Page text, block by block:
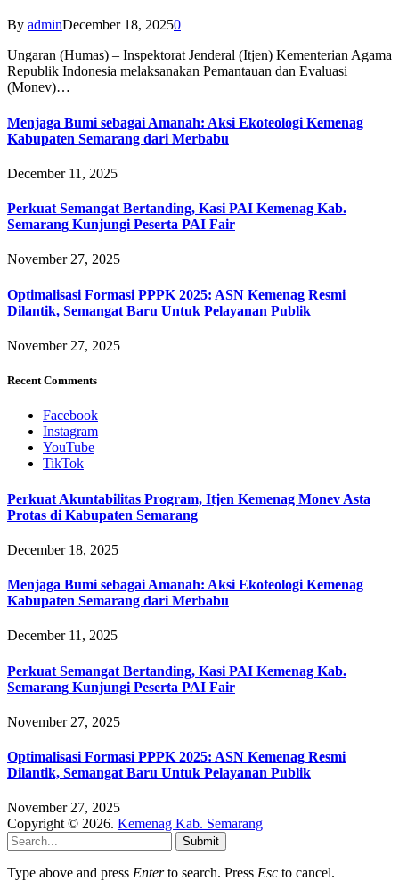
By adminDecember 18, 20250
Ungaran (Humas) – Inspektorat Jenderal (Itjen) Kementerian Agama
Republik Indonesia melaksanakan Pemantauan dan Evaluasi
(Monev)…
Menjaga Bumi sebagai Amanah: Aksi Ekoteologi Kemenag
Kabupaten Semarang dari Merbabu
December 11, 2025
Perkuat Semangat Bertanding, Kasi PAI Kemenag Kab.
Semarang Kunjungi Peserta PAI Fair
November 27, 2025
Optimalisasi Formasi PPPK 2025: ASN Kemenag Resmi
Dilantik, Semangat Baru Untuk Pelayanan Publik
November 27, 2025
Recent Comments
Facebook
Instagram
YouTube
TikTok
Perkuat Akuntabilitas Program, Itjen Kemenag Monev Asta
Protas di Kabupaten Semarang
December 18, 2025
Menjaga Bumi sebagai Amanah: Aksi Ekoteologi Kemenag
Kabupaten Semarang dari Merbabu
December 11, 2025
Perkuat Semangat Bertanding, Kasi PAI Kemenag Kab.
Semarang Kunjungi Peserta PAI Fair
November 27, 2025
Optimalisasi Formasi PPPK 2025: ASN Kemenag Resmi
Dilantik, Semangat Baru Untuk Pelayanan Publik
November 27, 2025
Copyright © 2026. Kemenag Kab. Semarang
Submit
Type above and press Enterto search. Press Esc to cancel.